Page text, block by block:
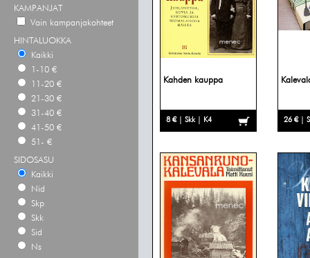
KAMPANJAT
Vain kampanjakohteet
HINTALUOKKA
Kaikki
1-10 €
11-20 €
21-30 €
31-40 €
41-50 €
51- €
SIDOSASU
Kaikki
Nid
Skp
Skk
Sid
Ns
Kahden kauppa
8 € | Skk | K4 26 € |